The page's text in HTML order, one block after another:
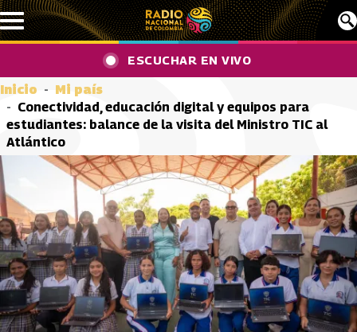
Pasar al contenido principal
ESCUCHAR EN VIVO
Inicio
Mi país
Conectividad, educación digital y equipos para
estudiantes: balance de la visita del Ministro TIC al
Atlántico